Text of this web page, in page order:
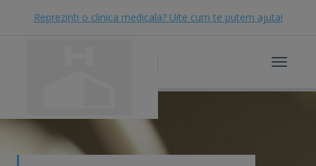
Reprezinti o clinica medicala? Uite cum te putem ajuta!
Toggle